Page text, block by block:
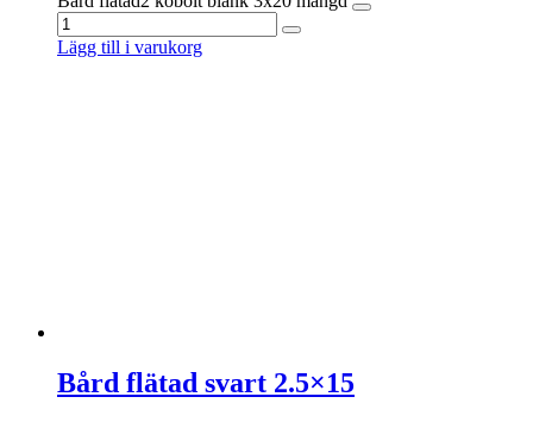
Lägg till i varukorg
Bård flätad svart 2.5×15